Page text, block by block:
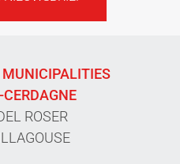
MUNICIPALITIES
CERDAGNE
ROSER